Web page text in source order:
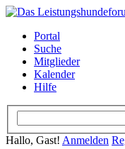
Portal
Suche
Mitglieder
Kalender
Hilfe
Hallo, Gast! Anmelden